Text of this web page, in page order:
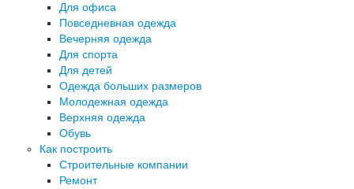
Для офиса
Повседневная одежда
Вечерняя одежда
Для спорта
Для детей
Одежда больших размеров
Молодежная одежда
Верхняя одежда
Обувь
Как построить
Строительные компании
Ремонт